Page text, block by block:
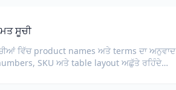
ਸੂਚੀ
ਵਿੱਚ product names ਅਤੇ terms ਦਾ ਅਨੁਵਾਦ
SKU ਅਤੇ table layout ਅਛੁੱਤੇ ਰਹਿੰਦੇ